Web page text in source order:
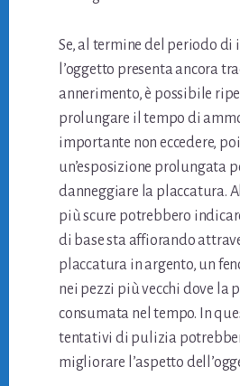
Se, al termine del periodo di
l’oggetto presenta ancora
annerimento, è possibile
prolungare il tempo di
importante non eccedere,
un’esposizione prolungata
danneggiare la placcatura.
più scure potrebbero
di base sta affiorando
placcatura in argento, un
nei pezzi più vecchi dove la
consumata nel tempo. In
tentativi di pulizia
migliorare l’aspetto